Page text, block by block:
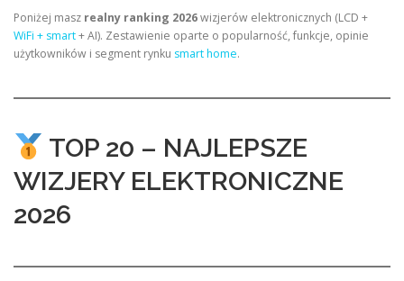
Poniżej masz realny ranking 2026wizjerów elektronicznych (LCD +
WiFi + smart+ AI). Zestawienie oparte o popularność, funkcje, opinie
użytkowników i segment rynku smart home.
TOP 20 – NAJLEPSZE
WIZJERY ELEKTRONICZNE
2026